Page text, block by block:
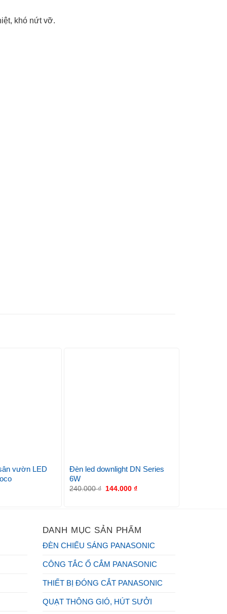
khó nứt vỡ.
vườn LED
Đèn led downlight DN Series
6W
240.000₫ 144.000₫
DANH MỤC SẢN PHẨM
ĐÈN CHIẾU SÁNG PANASONIC
CÔNG TẮC Ổ CẮM PANASONIC
THIẾT BỊ ĐÓNG CẮT PANASONIC
QUẠT THÔNG GIÓ, HÚT SƯỞI